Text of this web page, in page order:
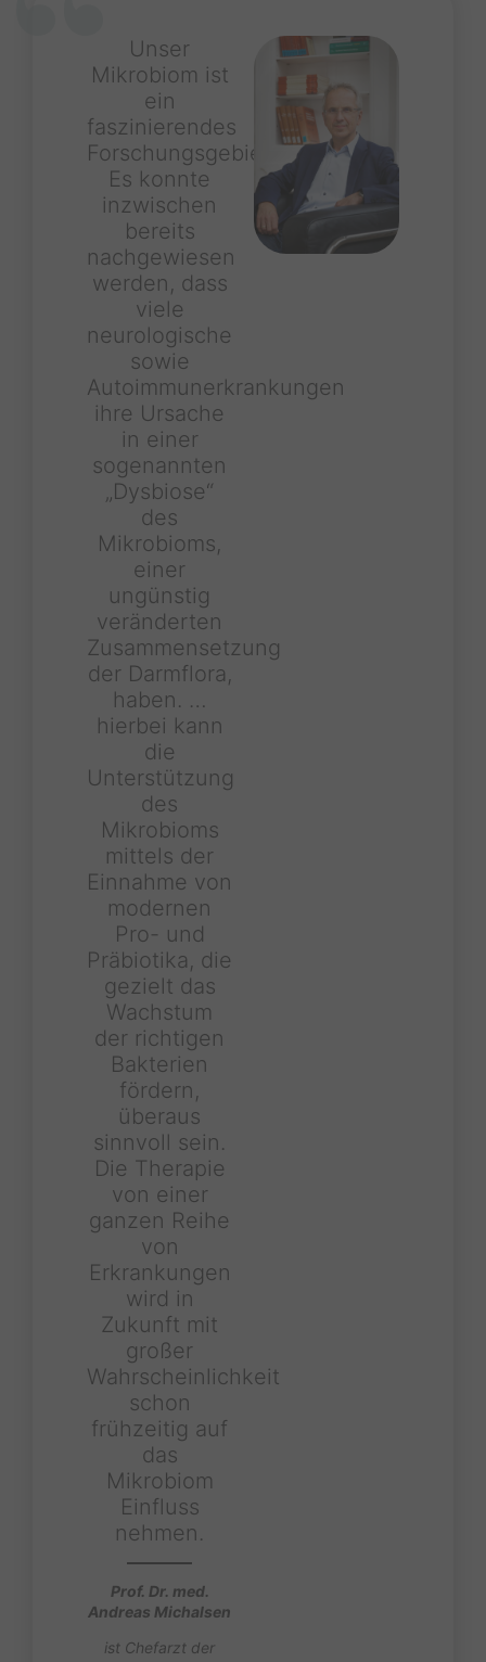
Unser
Mikrobiom ist
ein
faszinierendes
Forschungsgebiet.
Es konnte
inzwischen
bereits
nachgewiesen
werden, dass
viele
neurologische
sowie
Autoimmunerkrankungen
ihre Ursache
in einer
sogenannten
„Dysbiose“
des
Mikrobioms,
einer
ungünstig
veränderten
Zusammensetzung
der Darmflora,
haben. …
hierbei kann
die
Unterstützung
des
Mikrobioms
mittels der
Einnahme von
modernen
Pro- und
Präbiotika, die
gezielt das
Wachstum
der richtigen
Bakterien
fördern,
überaus
sinnvoll sein.
Die Therapie
von einer
ganzen Reihe
von
Erkrankungen
wird in
Zukunft mit
großer
Wahrscheinlichkeit
schon
frühzeitig auf
das
Mikrobiom
Einfluss
nehmen.
Prof. Dr. med.
Andreas Michalsen
ist Chefarzt der